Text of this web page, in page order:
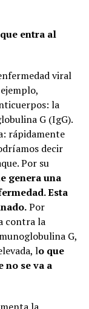
entra al
viral
la
G (IgG).
rápidamente
decir
Por su
genera una
Esta
Por
contra la
G,
lo que
no se va a